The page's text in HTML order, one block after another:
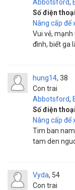
Abbotsford,
Số điện
Nâng cấp để
Vui vẻ,
đình, biết ga
hung14
Con trai
38
Abbotsford,
Số điện
Nâng cấp để
Tim ban
tam den
Vyda
Con trai
54